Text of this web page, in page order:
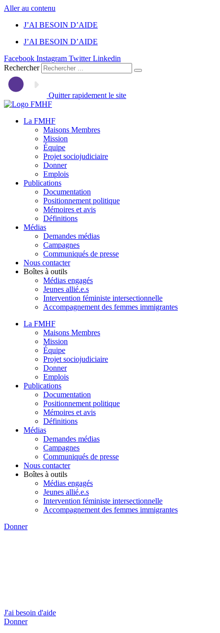
Aller au contenu
J’AI BESOIN D’AIDE
J’AI BESOIN D’AIDE
Facebook Instagram Twitter Linkedin
Rechercher
Quitter rapidement le site
La FMHF
Maisons Membres
Mission
Équipe
Projet sociojudiciaire
Donner
Emplois
Publications
Documentation
Positionnement politique
Mémoires et avis
Définitions
Médias
Demandes médias
Campagnes
Communiqués de presse
Nous contacter
Boîtes à outils
Médias engagés
Jeunes allié.e.s
Intervention féministe intersectionnelle
Accompagnement des femmes immigrantes
La FMHF
Maisons Membres
Mission
Équipe
Projet sociojudiciaire
Donner
Emplois
Publications
Documentation
Positionnement politique
Mémoires et avis
Définitions
Médias
Demandes médias
Campagnes
Communiqués de presse
Nous contacter
Boîtes à outils
Médias engagés
Jeunes allié.e.s
Intervention féministe intersectionnelle
Accompagnement des femmes immigrantes
Donner
J'ai besoin d'aide
Donner